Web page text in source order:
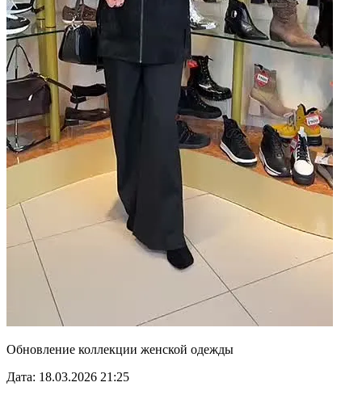
Обновление коллекции женской одежды
Дата: 18.03.2026 21:25